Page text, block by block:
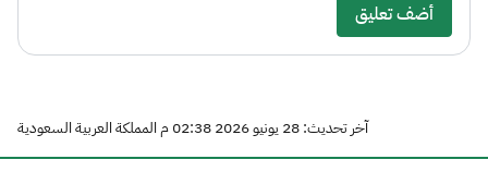
أضف تعليق
آخر تحديث: 28 يونيو 2026 02:38 م المملكة العربية السعودية